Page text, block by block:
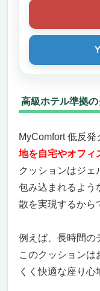
高級ホテル準拠
MyComfort 低反発
地を自宅やオフィ
クッションはジェ
包み込まれるよう
散を実現するから
例えば、長時間の
このクッションは
くく快適な座り心